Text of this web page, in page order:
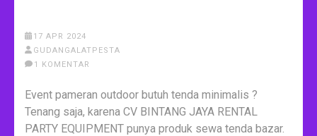
17 APR 2024
GUDANGALATPESTA
1 KOMENTAR
Event pameran outdoor butuh tenda minimalis ?
Tenang saja, karena CV BINTANG JAYA RENTAL
PARTY EQUIPMENT punya produk sewa tenda bazar.